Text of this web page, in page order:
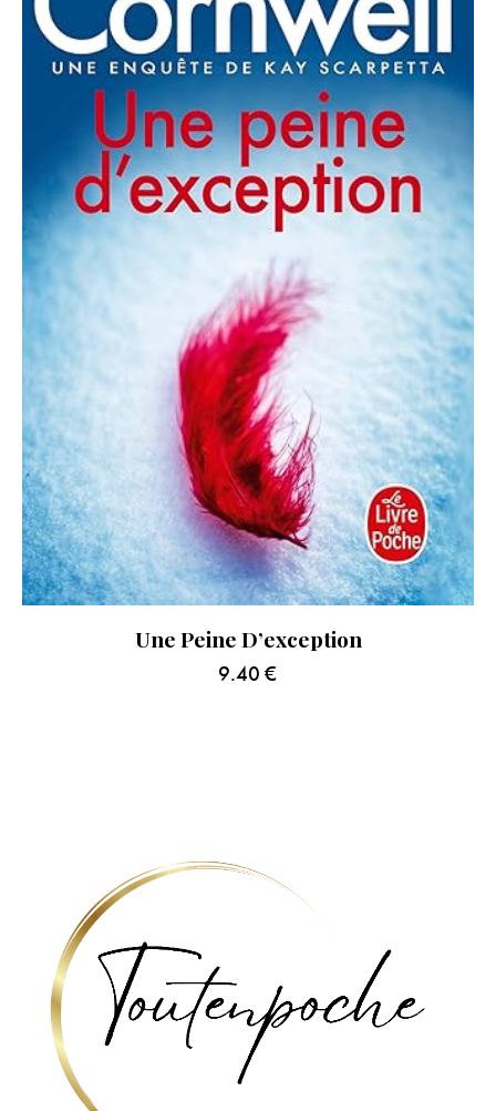
Une Peine D’exception
9.40 €